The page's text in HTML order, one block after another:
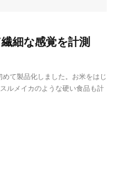
細な感覚を計測
て製品化しました。お米をはじ
ルメイカのような硬い食品も計